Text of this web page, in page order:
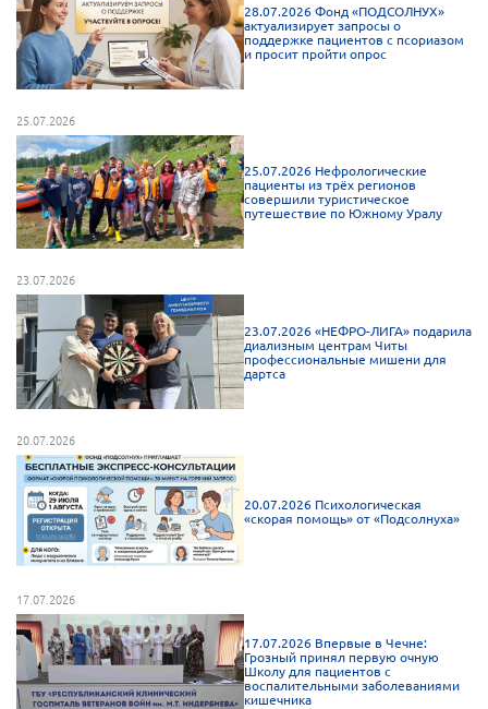
28.07.2026 Фонд «ПОДСОЛНУХ»
актуализирует запросы о
поддержке пациентов с псориазом
и просит пройти опрос
25.07.2026
25.07.2026 Нефрологические
пациенты из трёх регионов
совершили туристическое
путешествие по Южному Уралу
23.07.2026
23.07.2026 «НЕФРО-ЛИГА» подарила
диализным центрам Читы
профессиональные мишени для
дартса
20.07.2026
20.07.2026 Психологическая
«скорая помощь» от «Подсолнуха»
17.07.2026
17.07.2026 Впервые в Чечне:
Грозный принял первую очную
Школу для пациентов с
воспалительными заболеваниями
кишечника